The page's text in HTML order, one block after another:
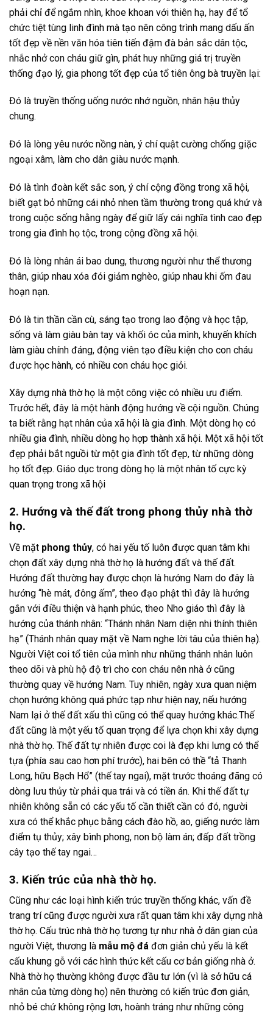
phải chỉ để ngắm nhìn, khoe khoan với thiên hạ, hay để tổ
chức tiệt tùng linh đình mà tạo nên công trình mang dấu ấn
tốt đẹp về nền văn hóa tiên tiến đậm đà bản sắc dân tộc,
nhắc nhở con cháu giữ gìn, phát huy những giá trị truyền
thống đạo lý, gia phong tốt đẹp của tổ tiên ông bà truyền lại:
Đó là truyền thống uống nước nhớ nguồn, nhân hậu thủy
chung.
Đó là lòng yêu nước nồng nàn, ý chí quật cường chống giặc
ngoại xâm, làm cho dân giàu nước mạnh.
Đó là tình đoàn kết sắc son, ý chí cộng đồng trong xã hội,
biết gạt bỏ những cái nhỏ nhen tầm thường trong quá khứ và
trong cuộc sống hằng ngày để giữ lấy cái nghĩa tình cao đẹp
trong gia đình họ tộc, trong cộng đồng xã hội.
Đó là lòng nhân ái bao dung, thương người như thể thương
thân, giúp nhau xóa đói giảm nghèo, giúp nhau khi ốm đau
hoạn nạn.
Đó là tin thần cần cù, sáng tạo trong lao động và học tập,
sống và làm giàu bàn tay và khối óc của mình, khuyến khích
làm giàu chính đáng, động viên tạo điều kiện cho con cháu
được học hành, có nhiều con cháu học giỏi.
Xây dựng nhà thờ họ là một công việc có nhiều ưu điểm.
Trước hết, đây là một hành động hướng về cội nguồn. Chúng
ta biết rằng hạt nhân của xã hội là gia đình. Một dòng họ có
nhiều gia đình, nhiều dòng họ hợp thành xã hội. Một xã hội tốt
đẹp phải bắt nguồi từ một gia đình tốt đẹp, từ những dòng
họ tốt đẹp. Giáo dục trong dòng họ là một nhân tố cực kỳ
quan trọng trong xã hội
2. Hướng và thế đất trong phong thủy nhà thờ
họ.
Về mặt phong thủy, có hai yếu tố luôn được quan tâm khi
chọn đất xây dựng nhà thờ họ là hướng đất và thế đất.
Hướng đất thường hay được chọn là hướng Nam do đây là
hướng “hè mát, đông ấm”, theo đạo phật thì đây là hướng
gắn với điều thiện và hạnh phúc, theo Nho giáo thì đây là
hướng của thánh nhân: “Thánh nhân Nam diện nhi thính thiên
hạ” (Thánh nhân quay mặt về Nam nghe lời tâu của thiên hạ).
Người Việt coi tổ tiên của mình như những thánh nhân luôn
theo dõi và phù hộ độ trì cho con cháu nên nhà ở cũng
thường quay về hướng Nam. Tuy nhiên, ngày xưa quan niệm
chọn hướng không quá phức tạp như hiện nay, nếu hướng
Nam lại ở thế đất xấu thì cũng có thể quay hướng khác.Thế
đất cũng là một yếu tố quan trọng để lựa chọn khi xây dựng
nhà thờ họ. Thế đất tự nhiên được coi là đẹp khi lưng có thể
tựa (phía sau cao hơn phí trước), hai bên có thề “tả Thanh
Long, hữu Bạch Hổ” (thế tay ngai), mặt trước thoáng đãng có
dòng lưu thủy từ phải qua trái và có tiền án. Khi thế đất tự
nhiên không sẵn có các yếu tố cần thiết cần có đó, người
xưa có thể khắc phục bằng cách đào hồ, ao, giếng nước làm
điểm tụ thủy; xây bình phong, non bộ làm án; đấp đất trồng
cây tạo thế tay ngai…
3. Kiến trúc của nhà thờ họ.
Cũng như các loại hình kiến trúc truyền thống khác, vấn đề
trang trí cũng được người xưa rất quan tâm khi xây dựng nhà
thờ họ. Cấu trúc nhà thờ họ tương tự như nhà ở dân gian của
người Việt, thương là mẫu mộ đá đơn giản chủ yếu là kết
cấu khung gỗ với các hình thức kết cấu cơ bản giống nhà ở.
Nhà thờ họ thường không được đầu tư lớn (vì là sở hữu cá
nhân của từng dòng họ) nên thường có kiến trúc đơn giản,
nhỏ bé chứ không rộng lơn, hoành tráng như những công